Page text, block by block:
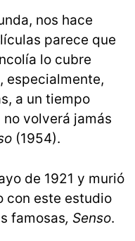
nos hace
parece que
lo cubre
especialmente,
a un tiempo
volverá jamás
(1954).
de 1921 y murió
con este estudio
famosas, Senso.